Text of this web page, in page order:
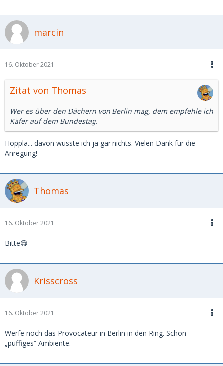
marcin
16. Oktober 2021
Zitat von Thomas
Wer es über den Dächern von Berlin mag, dem empfehle ich
Käfer auf dem Bundestag.
Hoppla... davon wusste ich ja gar nichts. Vielen Dank für die
Anregung!
Thomas
16. Oktober 2021
Bitte😋
Krisscross
16. Oktober 2021
Werfe noch das Provocateur in Berlin in den Ring. Schön
„puffiges“ Ambiente.